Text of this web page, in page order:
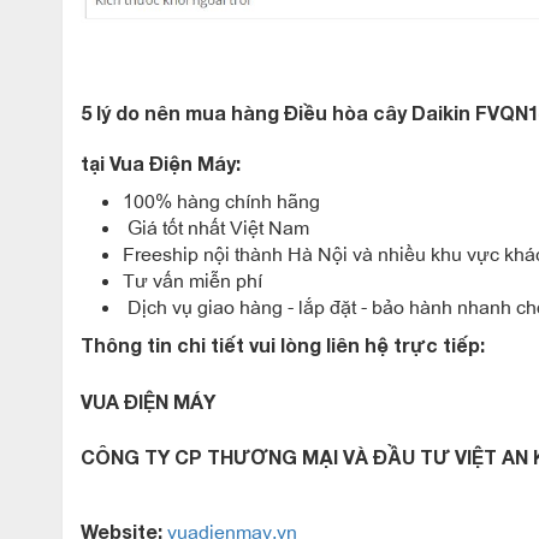
Hoạt động êm ái
45Db nhờ được thiết kế đặc biệt chống ồn khi vận
Làm lạnh nhanh tức thì
Khi bật chức năng làm lạnh nhanh , máy điều hòa
phút, điều này cho phép điều hòa đạt được nhiệt độ
cảm giác mát lạnh tức thì. Bạn sẽ không còn phải
45Db nhờ được thiết kế đặc biệt chống ồn khi vận
5 lý do nên mua hàng Điều hòa cây Daikin
tại Vua Điện Máy:
100% hàng chính hãng
Giá tốt nhất Việt Nam
Freeship nội thành Hà Nội và nhiều khu vực
Tư vấn miễn phí
Dịch vụ giao hàng - lắp đặt - bảo hành nhanh
Thông tin chi tiết vui lòng liên hệ trực tiếp:
VUA ĐIỆN MÁY
CÔNG TY CP THƯƠNG MẠI VÀ ĐẦU TƯ VIỆT AN
Website: vuadienmay.vn